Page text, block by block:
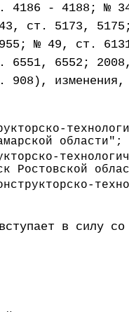
4186 - 4188; №
ст. 5173,
№ 49, ст.
6551, 6552;
изменения,
области";
Ростовской
в силу со